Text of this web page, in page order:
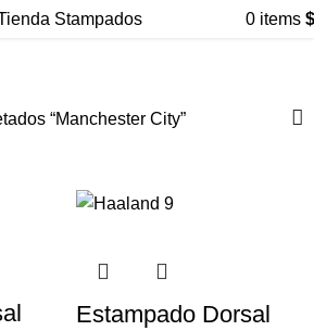
0 items $
“Manchester City”
Estampado Dorsal